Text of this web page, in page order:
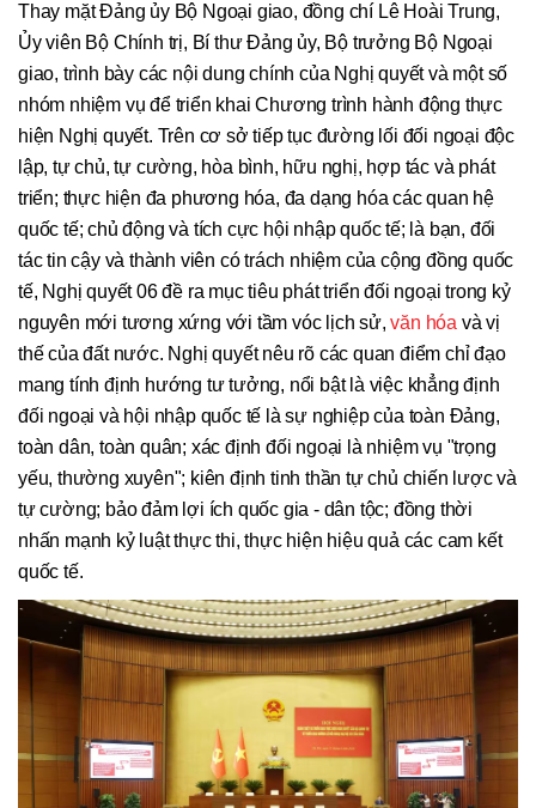
Thay mặt Đảng ủy Bộ Ngoại giao, đồng chí Lê Hoài Trung,
Ủy viên Bộ Chính trị, Bí thư Đảng ủy, Bộ trưởng Bộ Ngoại
giao, trình bày các nội dung chính của Nghị quyết và một số
nhóm nhiệm vụ để triển khai Chương trình hành động thực
hiện Nghị quyết. Trên cơ sở tiếp tục đường lối đối ngoại độc
lập, tự chủ, tự cường, hòa bình, hữu nghị, hợp tác và phát
triển; thực hiện đa phương hóa, đa dạng hóa các quan hệ
quốc tế; chủ động và tích cực hội nhập quốc tế; là bạn, đối
tác tin cậy và thành viên có trách nhiệm của cộng đồng quốc
tế, Nghị quyết 06 đề ra mục tiêu phát triển đối ngoại trong kỷ
nguyên mới tương xứng với tầm vóc lịch sử,văn hóa và vị
thế của đất nước. Nghị quyết nêu rõ các quan điểm chỉ đạo
mang tính định hướng tư tưởng, nổi bật là việc khẳng định
đối ngoại và hội nhập quốc tế là sự nghiệp của toàn Đảng,
toàn dân, toàn quân; xác định đối ngoại là nhiệm vụ "trọng
yếu, thường xuyên"; kiên định tinh thần tự chủ chiến lược và
tự cường; bảo đảm lợi ích quốc gia - dân tộc; đồng thời
nhấn mạnh kỷ luật thực thi, thực hiện hiệu quả các cam kết
quốc tế.